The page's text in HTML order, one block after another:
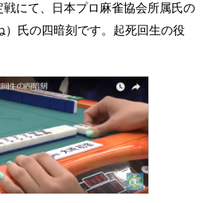
にて、日本プロ麻雀協会所属氏の
）氏の四暗刻です。起死回生の役